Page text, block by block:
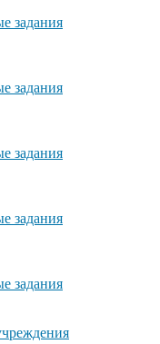
задания
задания
задания
задания
задания